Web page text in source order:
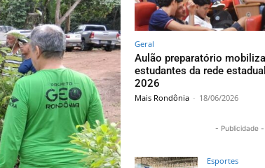
Geral
Aulão preparatório
estudantes da rede
2026
Mais Rondônia - 18/06/2026
- Publicidade -
Esportes